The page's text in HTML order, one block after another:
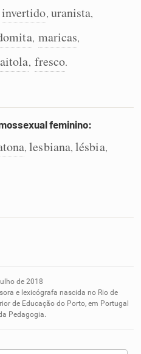
invertido, uranista,
, maricas,
, fresco.
feminino:
,lesbiana,lésbia,
de 2018
e lexicógrafa nascida no Rio de
de Educação do Porto, em Portugal
Pedagogia.